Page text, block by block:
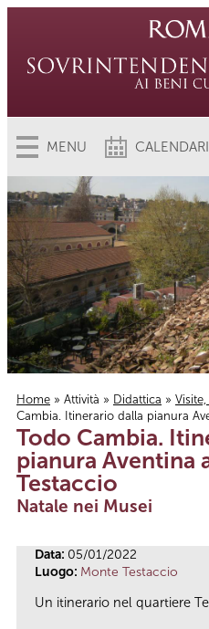
MENU
Tu sei qui
Home » Attività » Didattica »
Cambia. Itinerario dalla pianura
Todo Cambia.
pianura Aventina
Testaccio
Natale nei Musei
Data: 05/01/2022
Luogo: Monte Testaccio
Un itinerario nel quartiere